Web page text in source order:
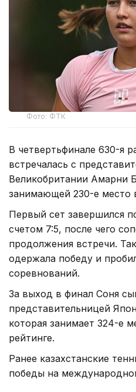
Фото: ФТК
В четвертьфинале 630-я
встречалась с
Великобритании Амарни
занимающей 230-е место
Первый сет завершился
счетом 7:5, после чего
продолжения встречи.
одержала победу и
соревнований.
За выход в финал Соня
представительницей
которая занимает 324-е
рейтинге.
Ранее казахстанские
победы на